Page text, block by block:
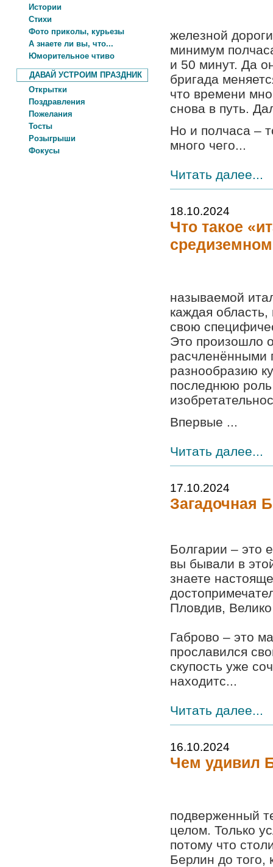
Истории
Стихи
Фото приколы, курьезы
А знаете ли вы, что...
Юморительное чтиво
ДАВАЙ УСТРОИМ ПРАЗДНИК
Открытки
Поздравления
Пожелания
Тосты
Розыгрыши
Фокусы
железной
минимум
и 50 минут. Да
бригада
что времени
снова в путь.
Но и полчаса –
много чего...
Читать далее...
18.10.2024
Что такое
называемой
каждая
свою
Это произошло
расчленёнными
разнообразию
последнюю роль
Впервые ...
Читать далее...
17.10.2024
Загадочная
Болгарии – это
вы бывали в
знаете
Пловдив,
Габрово – это
прославился
скупость уже
находитс...
Читать далее...
16.10.2024
Чем удивил
подверженный
целом. Только
потому что
Берлин до того,